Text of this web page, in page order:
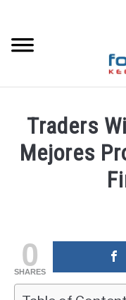
content
HOME ESPAÑOLA
LOS MEJORES
PAMM
Traders
Mejores
in
Educación
financiera
0
SHARES